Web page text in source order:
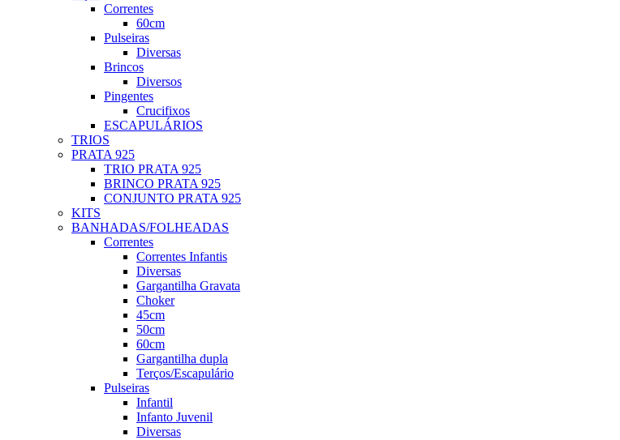
Correntes
60cm
Pulseiras
Diversas
Brincos
Diversos
Pingentes
Crucifixos
ESCAPULÁRIOS
TRIOS
PRATA 925
TRIO PRATA 925
BRINCO PRATA 925
CONJUNTO PRATA 925
KITS
BANHADAS/FOLHEADAS
Correntes
Correntes Infantis
Diversas
Gargantilha Gravata
Choker
45cm
50cm
60cm
Gargantilha dupla
Terços/Escapulário
Pulseiras
Infantil
Infanto Juvenil
Diversas